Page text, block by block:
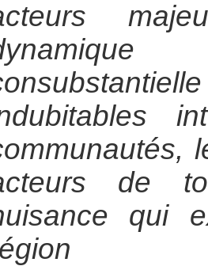
de
qui